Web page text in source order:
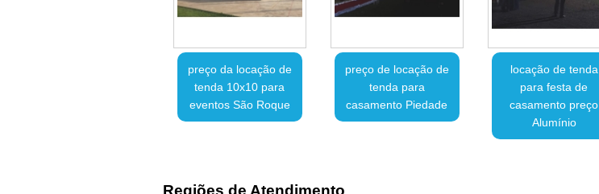
preço da locação de
tenda 10x10 para
eventos São Roque
preço de locação de
tenda para
casamento Piedade
locação de tenda
para festa de
casamento preço
Alumínio
Regiões de Atendimento